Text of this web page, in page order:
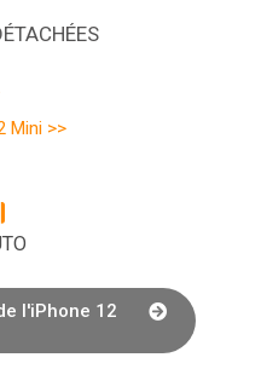
Mini >>
l'iPhone 12